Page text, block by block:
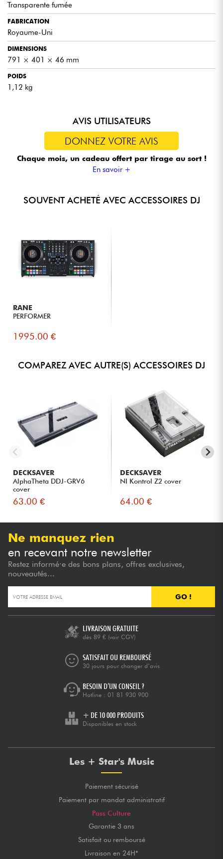
Transparente fumée
FABRICATION
Royaume-Uni
DIMENSIONS
791 × 401 × 46 mm
POIDS
1,12 kg
AVIS UTILISATEURS
DONNEZ VOTRE AVIS
Chaque mois, un cadeau offert par tirage au sort !
En savoir +
SOUVENT ACHETÉ AVEC ACCESSOIRES DJ
RANE
PERFORMER
1995.00 €
COMPAREZ AVEC AUTRE(S) ACCESSOIRES DJ
DECKSAVER
AlphaTheta DDJ-GRV6
cover
63.00 €
DECKSAVER
NI Kontrol Z2 cover
64.00 €
Ne manquez rien
en recevant notre newsletter
Restez informé·e des bons plans, offres exclusives,
nouveautés...
GO !
LIVRAISON GRATUITE
dès 89 € (voir CGV)
SATISFAIT OU REMBOURSÉ
30 jours pour changer d’avis
BESOIN D’UN CONSEIL ?
Hotline : 01 81 930 900
+ DE 10 000 PRODUITS
Disponibles en stock
Les + Star's Music
Paiement sécurisé
Paiement par mandat administratif
Pass Culture
Garantie 3 ans
Satisfait ou remboursé
Livraison en 24H*